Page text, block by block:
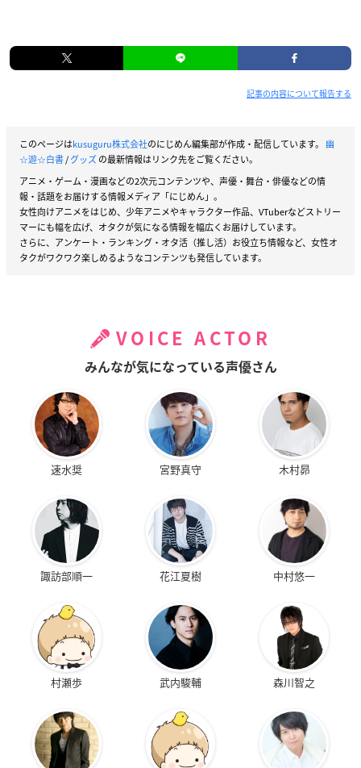
記事の内容について報告する
このページはkusuguru株式会社のにじめん編集部が作成・配信しています。 幽
☆遊☆白書/グッズの最新情報はリンク先をご覧ください。
アニメ・ゲーム・漫画などの2次元コンテンツや、声優・舞台・俳優などの情
報・話題をお届けする情報メディア「にじめん」。
女性向けアニメをはじめ、少年アニメやキャラクター作品、VTuberなどストリー
マーにも幅を広げ、オタクが気になる情報を幅広くお届けしています。
さらに、アンケート・ランキング・オタ活（推し活）お役立ち情報など、女性オ
タクがワクワク楽しめるようなコンテンツも発信しています。
VOICE ACTOR
みんなが気になっている声優さん
速水奨 宮野真守 木村昴
諏訪部順一 花江夏樹 中村悠一
村瀬歩 武内駿輔 森川智之